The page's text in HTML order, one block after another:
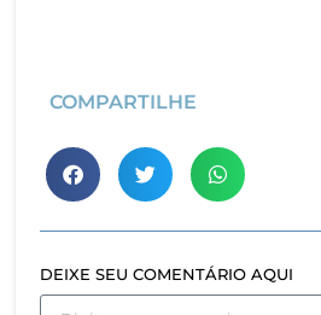
COMPARTILHE
DEIXE SEU COMENTÁRIO AQUI